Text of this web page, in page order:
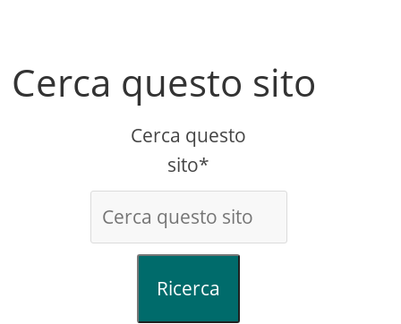
Cerca questo sito
Cerca questo
sito*
Ricerca